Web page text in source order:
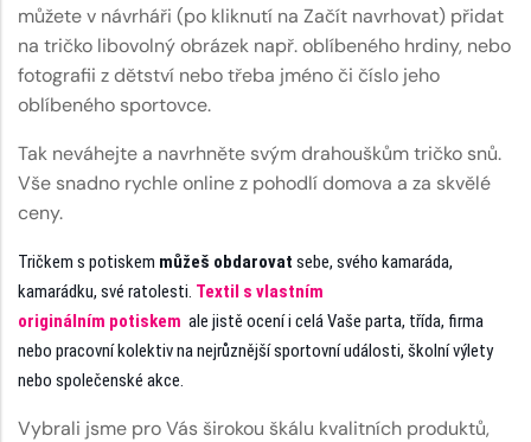
můžete v návrháři (po kliknutí na Začít navrhovat) přidat
na tričko libovolný obrázek např. oblíbeného hrdiny, nebo
fotografii z dětství nebo třeba jméno či číslo jeho
oblíbeného sportovce.
Tak neváhejte a navrhněte svým drahouškům tričko snů.
Vše snadno rychle online z pohodlí domova a za skvělé
ceny.
Tričkem s potiskem můžeš obdarovat sebe, svého kamaráda,
kamarádku, své ratolesti. Textil s vlastním
originálním potiskem ale jistě ocení i celá Vaše parta, třída, firma
nebo pracovní kolektiv na nejrůznější sportovní události, školní výlety
nebo společenské akce.
Vybrali jsme pro Vás širokou škálu kvalitních produktů,